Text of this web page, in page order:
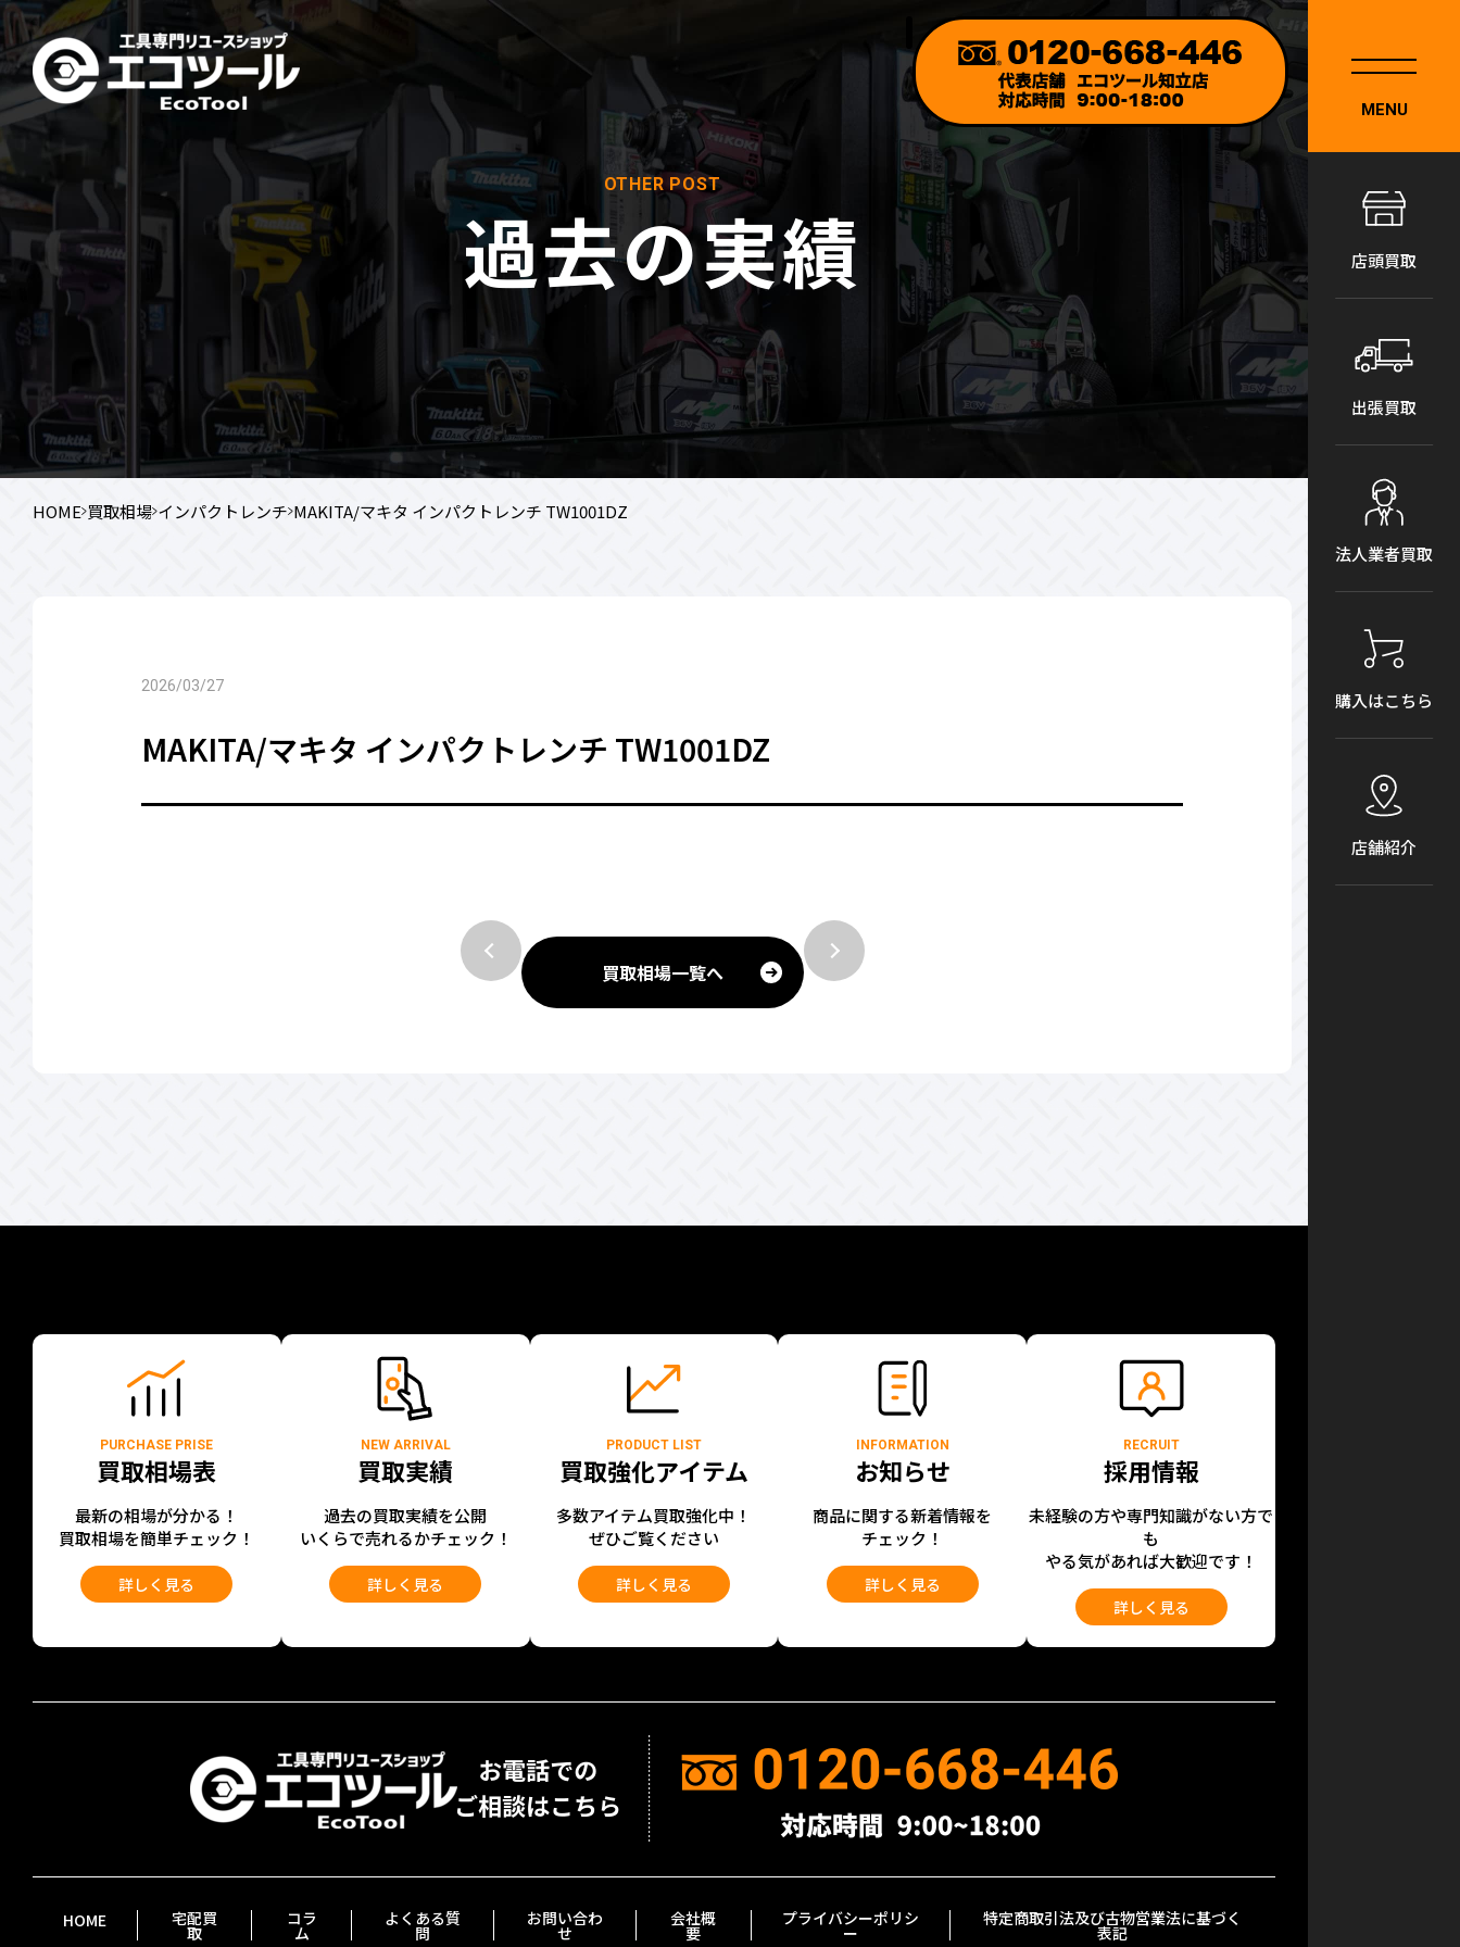
MENU
店頭買取
出張買取
法人業者買取
購入はこちら
店舗紹介
OTHER POST
過去の実績
HOME 買取相場 インパクトレンチ MAKITA/マキタ インパクトレンチ TW1001DZ
2026/03/27
MAKITA/マキタ インパクトレンチ TW1001DZ
買取相場一覧へ
PURCHASE PRISE
買取相場表
最新の相場が分かる！
買取相場を簡単チェック！
詳しく見る
NEW ARRIVAL
買取実績
過去の買取実績を公開
いくらで売れるかチェック！
詳しく見る
PRODUCT LIST
買取強化アイテム
多数アイテム買取強化中！
ぜひご覧ください
詳しく見る
INFORMATION
お知らせ
商品に関する新着情報を
チェック！
詳しく見る
RECRUIT
採用情報
未経験の方や専門知識がない方で
も
やる気があれば大歓迎です！
詳しく見る
HOME 宅配買
取
コラ
ム
よくある質
問
お問い合わ
せ
会社概
要
プライバシーポリシ
ー
特定商取引法及び古物営業法に基づく
表記